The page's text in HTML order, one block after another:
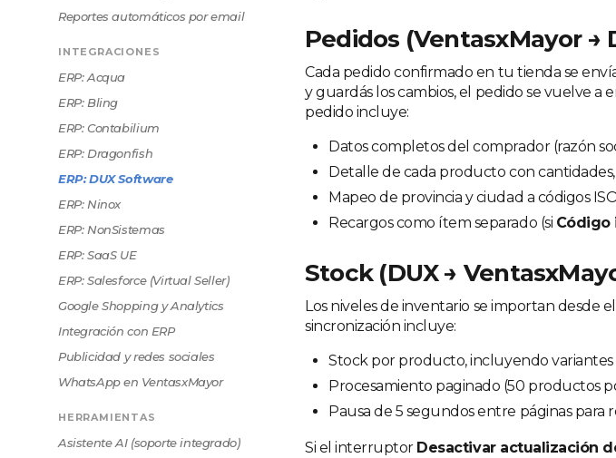
Reportes automáticos por email
INTEGRACIONES
ERP: Acqua
ERP: Bling
ERP: Contabilium
ERP: Dragonfish
ERP: DUX Software
ERP: Ninox
ERP: NonSistemas
ERP: SaaS UE
ERP: Salesforce (Virtual Seller)
Google Shopping y Analytics
Integración con ERP
Publicidad y redes sociales
WhatsApp en VentasxMayor
HERRAMIENTAS
Asistente AI (soporte integrado)
Pedidos (VentasxMayor →
Cada pedido confirmado en tu tienda se
y guardás los cambios, el pedido se vuelve a
pedido incluye:
Datos completos del comprador (razón
Detalle de cada producto con
Mapeo de provincia y ciudad a códigos
Recargos como ítem separado (si Código
Stock (DUX →
Los niveles de inventario se importan desde
sincronización incluye:
Stock por producto, incluyendo
Procesamiento paginado (50 productos
Pausa de 5 segundos entre páginas para
Si el interruptor Desactivar actualización